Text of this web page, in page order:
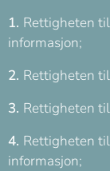
1. Rettigheten
informasjon;
2. Rettigheten
3. Rettigheten
4. Rettigheten
informasjon;